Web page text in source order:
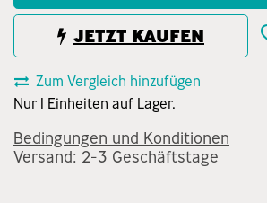
JETZT KAUFEN
Zum Vergleich hinzufügen
Nur 1 Einheiten auf Lager.
Bedingungen und Konditionen
Versand: 2-3 Geschäftstage